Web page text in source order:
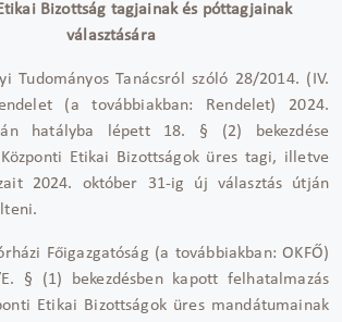
Bizottság tagjainak és póttagjainak
választására
Tudományos Tanácsról szóló 28/2014. (IV.
(a továbbiakban: Rendelet) 2024.
án hatályba lépett 18. § (2) bekezdése
Etikai Bizottságok üres tagi, illetve
2024. október 31-ig új választás útján
Főigazgatóság (a továbbiakban: OKFŐ)
§ (1) bekezdésben kapott felhatalmazás
Etikai Bizottságok üres mandátumainak